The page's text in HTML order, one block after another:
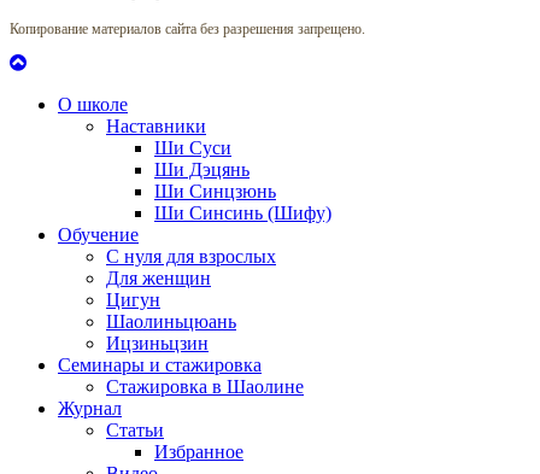
Копирование материалов сайта без разрешения запрещено.
О школе
Наставники
Ши Суси
Ши Дэцянь
Ши Синцзюнь
Ши Синсинь (Шифу)
Обучение
С нуля для взрослых
Для женщин
Цигун
Шаолиньцюань
Ицзиньцзин
Семинары и стажировка
Стажировка в Шаолине
Журнал
Статьи
Избранное